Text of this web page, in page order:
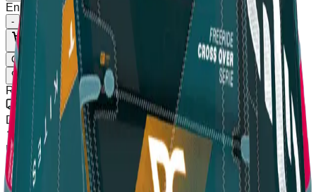
En stock (6 unidades), envío en 2-5 días
-
Añadir al Carrito
Comprar Ahora
Lista de Deseos
Compartir
Referencia: Eleveight RSV8
Envío Gratis
Desde 100€
Devoluciones
Por 30 días
Garantía
Oficial de Marca